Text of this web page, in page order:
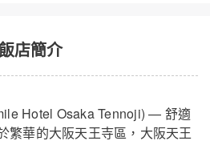
店簡介
Hotel Osaka Tennoji) — 舒適
繁華的大阪天王寺區，大阪天王